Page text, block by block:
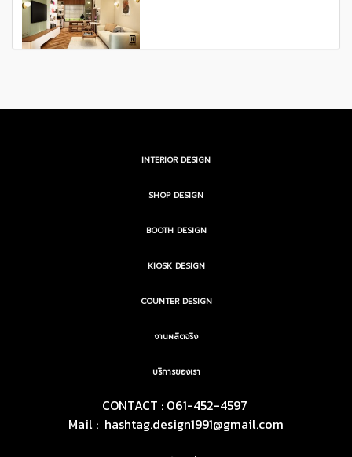
INTERIOR DESIGN
SHOP DESIGN
BOOTH DESIGN
KIOSK DESIGN
COUNTER DESIGN
งานผลิตจริง
บริการของเรา
CONTACT : 061-452-4597
Mail : hashtag.design1991@gmail.com